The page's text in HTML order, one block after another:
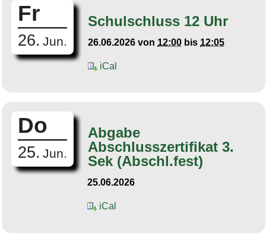
Fr
26. Jun.
Schulschluss 12 Uhr
26.06.2026 von 12:00 bis 12:05
iCal
Do
25. Jun.
Abgabe
Abschlusszertifikat 3.
Sek (Abschl.fest)
25.06.2026
iCal